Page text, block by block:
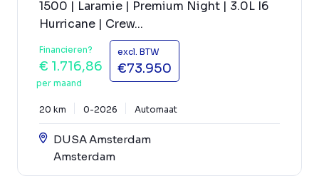
1500 | Laramie | Premium Night | 3.0L I6
Hurricane | Crew...
Financieren?
€ 1.716,86
per maand
excl. BTW
€73.950
20 km 0-2026 Automaat
DUSA Amsterdam
Amsterdam